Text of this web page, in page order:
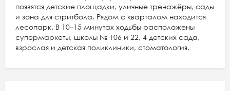
появятся детские площадки, уличные тренажёры, сады
и зона для стритбола. Рядом с кварталом находится
лесопарк. В 10–15 минутах ходьбы расположены
супермаркеты, школы № 106 и 22, 4 детских сада,
взрослая и детская поликлиники, стоматология.